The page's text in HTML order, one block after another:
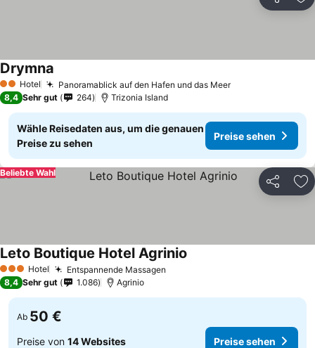
Teilen
2 Sterne
Hotel Panoramablick auf den Hafen und das Meer
Drymna
8,4 Sehr gut 264 Trizonia Island
Wähle Reisedaten aus, um die genauen
Preise zu sehen
Preise sehen
Teilen
Beliebte Wahl
3 SterneHotel Entspannende Massagen
Leto Boutique Hotel Agrinio
8,4 Sehr gut 1.086 Agrinio
Ab 50 €
Preise von 14 Websites Preise sehen